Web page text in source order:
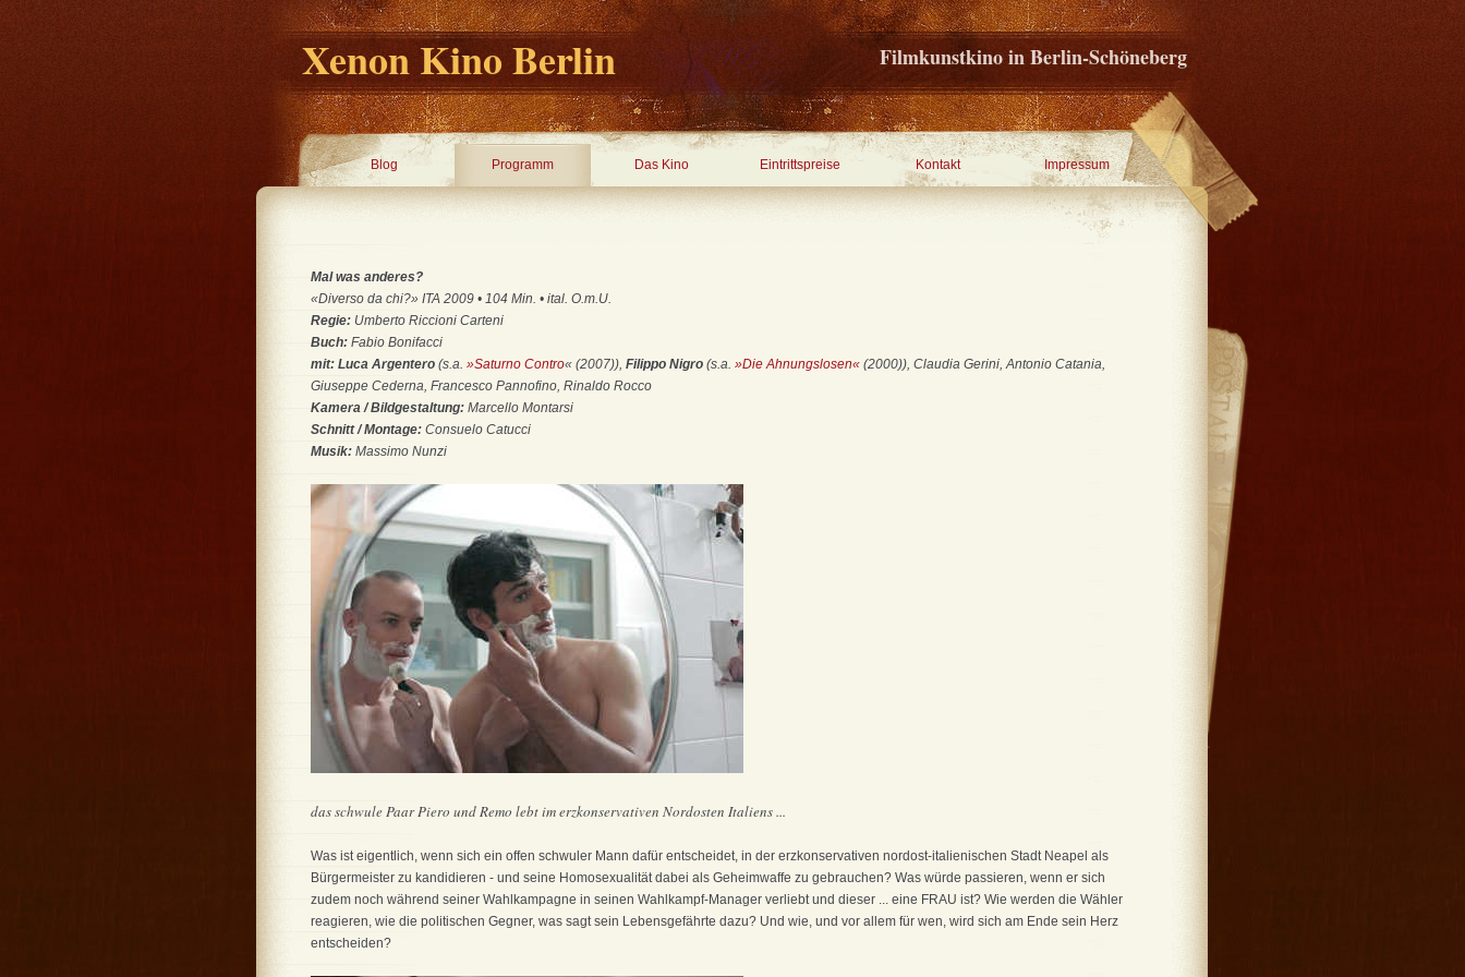
Xenon Kino Berlin Filmkunstkino in Berlin-Schöneberg
Blog Programm Das Kino Eintrittspreise Kontakt Impressum
Mal was anderes?
«Diverso da chi?» ITA 2009 • 104 Min. • ital. O.m.U.
Regie: Umberto Riccioni Carteni
Buch: Fabio Bonifacci
mit: Luca Argentero (s.a. »Saturno Contro« (2007)), Filippo Nigro (s.a. »Die Ahnungslosen« (2000)), Claudia Gerini, Antonio Catania,
Giuseppe Cederna, Francesco Pannofino, Rinaldo Rocco
Kamera / Bildgestaltung: Marcello Montarsi
Schnitt / Montage: Consuelo Catucci
Musik: Massimo Nunzi
das schwule Paar Piero und Remo lebt im erzkonservativen Nordosten Italiens ...
Was ist eigentlich, wenn sich ein offen schwuler Mann dafür entscheidet, in der erzkonservativen nordost-italienischen Stadt Neapel als
Bürgermeister zu kandidieren - und seine Homosexualität dabei als Geheimwaffe zu gebrauchen? Was würde passieren, wenn er sich
zudem noch während seiner Wahlkampagne in seinen Wahlkampf-Manager verliebt und dieser ... eine FRAU ist? Wie werden die Wähler
reagieren, wie die politischen Gegner, was sagt sein Lebensgefährte dazu? Und wie, und vor allem für wen, wird sich am Ende sein Herz
entscheiden?